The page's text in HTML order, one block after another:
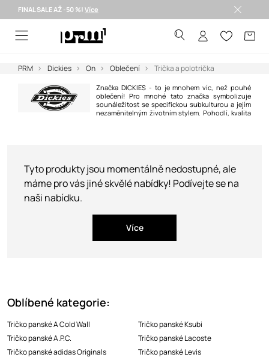
FINAL SALE AŽ -50 %! Více
PRM Dickies On Oblečení Trička a polotrička
Značka DICKIES - to je mnohem víc, než pouhé
oblečení! Pro mnohé tato značka symbolizuje
sounáležitost se specifickou subkulturou a jejím
nezaměnitelným životním stylem. Pohodlí, kvalita
Tyto produkty jsou momentálně nedostupné, ale
máme pro vás jiné skvělé nabídky! Podívejte se na
naši nabídku.
Více
Oblíbené kategorie:
Tričko panské A Cold Wall
Tričko panské A.P.C.
Tričko panské adidas Originals
Tričko panské Ksubi
Tričko panské Lacoste
Tričko panské Levis